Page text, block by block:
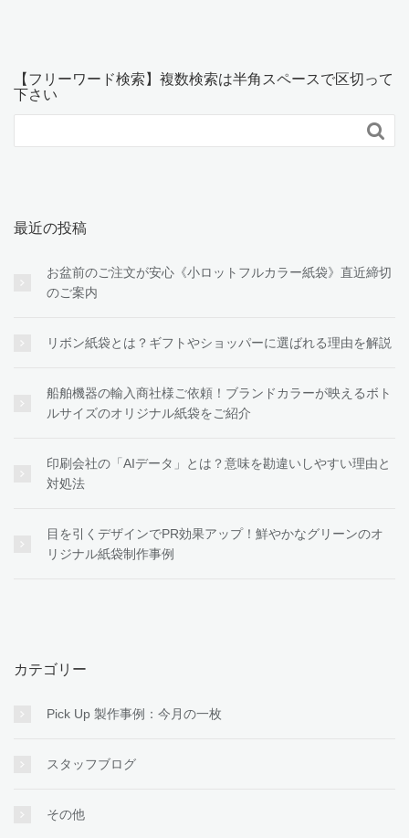
【フリーワード検索】複数検索は半角スペースで区切って
下さい

最近の投稿
お盆前のご注文が安心《小ロットフルカラー紙袋》直近締切
のご案内
リボン紙袋とは？ギフトやショッパーに選ばれる理由を解説
船舶機器の輸入商社様ご依頼！ブランドカラーが映えるボト
ルサイズのオリジナル紙袋をご紹介
印刷会社の「AIデータ」とは？意味を勘違いしやすい理由と
対処法
目を引くデザインでPR効果アップ！鮮やかなグリーンのオ
リジナル紙袋制作事例
カテゴリー
Pick Up 製作事例：今月の一枚
スタッフブログ
その他